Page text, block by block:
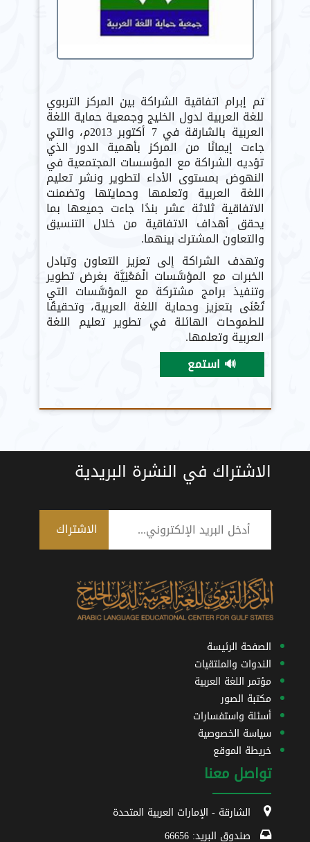
تم إبرام اتفاقية الشراكة بين المركز التربوي
للغة العربية لدول الخليج وجمعية حماية اللغة
العربية بالشارقة في 7 أكتوبر 2013م، والتي
جاءت إيمانًا من المركز بأهمية الدور الذي
تؤديه الشراكة مع المؤسسات المجتمعية في
النهوض بمستوى الأداء لتطوير ونشر تعليم
اللغة العربية وتعلمها وحمايتها وتضمنت
الاتفاقية ثلاثة عشر بندًا جاءت جميعها بما
يحقق أهداف الاتفاقية من خلال التنسيق
والتعاون المشترك بينهما.
وتهدف الشراكة إلى تعزيز التعاون وتبادل
الخبرات مع المؤسَّسات الْمَعْنِيَّة بغرض تطوير
وتنفيذ برامج مشتركة مع المؤسَّسات التي
تُعْنَى بتعزيز وحماية اللغة العربية، وتحقيقُا
للطموحات الهائلة في تطوير تعليم اللغة
العربية وتعلمها.
🔊 استمع
الاشتراك في النشرة البريدية
تواصل معنا
الشارقة - الإمارات العربية المتحدة
صندوق البريد: 66656
الصفحة الرئيسة
الندوات والملتقيات
مؤتمر اللغة العربية
مكتبة الصور
أسئلة واستفسارات
سياسة الخصوصية
خريطة الموقع